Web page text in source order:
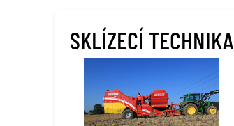
SKLÍZECÍ TECHNIKA